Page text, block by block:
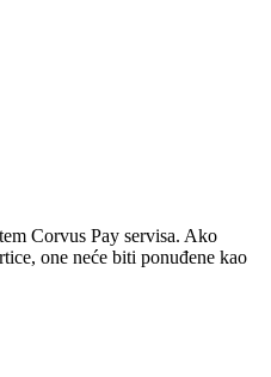
Corvus Pay servisa. Ako
one neće biti ponuđene kao